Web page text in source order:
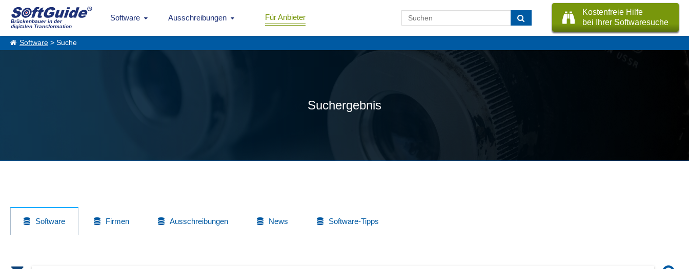
Brückenbauer in der
digitalen Transformation
Software Ausschreibungen Für Anbieter
Kostenfreie Hilfe
bei Ihrer Softwaresuche
Software > Suche
Suchergebnis
Software Firmen Ausschreibungen News Software-Tipps